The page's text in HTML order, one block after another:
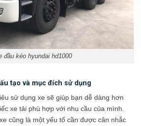
đầu kéo hyundai hd1000
tạo và mục đích sử dụng
sử dụng xe sẽ giúp bạn dễ dàng hơn
xe tải phù hợp với nhu cầu của mình.
cũng là một yếu tố cần được cân nhắc